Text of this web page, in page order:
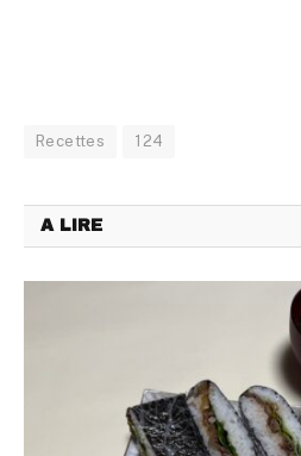
Recettes 124
A LIRE